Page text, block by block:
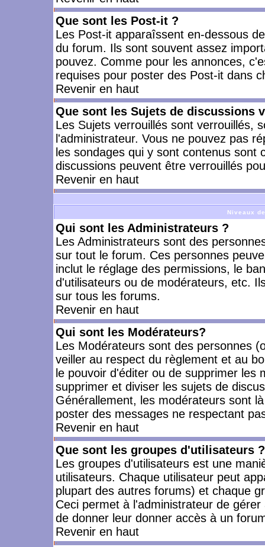
Que sont les Post-it ?
Les Post-it apparaîssent en-dessous
du forum. Ils sont souvent assez
pouvez. Comme pour les annonces,
requises pour poster des Post-it dans
Revenir en haut
Que sont les Sujets de discussions
Les Sujets verrouillés sont verrouillés,
l'administrateur. Vous ne pouvez pas
les sondages qui y sont contenus
discussions peuvent être verrouillés
Revenir en haut
Niveaux
Qui sont les Administrateurs ?
Les Administrateurs sont des
sur tout le forum. Ces personnes
inclut le réglage des permissions, le
d'utilisateurs ou de modérateurs, etc.
sur tous les forums.
Revenir en haut
Qui sont les Modérateurs?
Les Modérateurs sont des personnes
veiller au respect du règlement et au
le pouvoir d'éditer ou de supprimer les
supprimer et diviser les sujets de
Générallement, les modérateurs sont
poster des messages ne respectant
Revenir en haut
Que sont les groupes d'utilisateurs ?
Les groupes d'utilisateurs est une
utilisateurs. Chaque utilisateur peut
plupart des autres forums) et chaque
Ceci permet à l'administrateur de
de donner leur donner accès à un
Revenir en haut